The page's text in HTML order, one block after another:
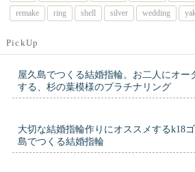
remake
ring shell silver wedding
PickUp
屋久島でつくる結婚指輪。お二人にオー
する、杉の葉模様のプラチナリング
大切な結婚指輪作りにオススメするk18
島でつくる結婚指輪